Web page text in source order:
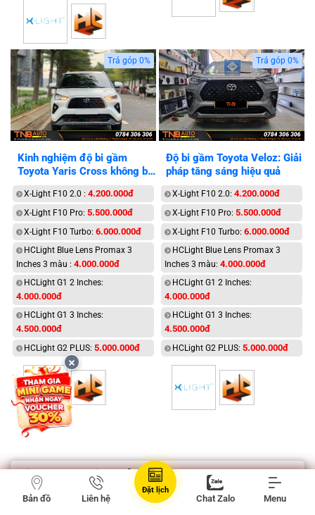
Trả góp 0%
Kinh nghiệm độ bi gầm
Toyota Yaris Cross không bị
lỗi điện
X-Light F10 2.0 : 4.200.000đ
X-Light F10 Pro: 5.500.000đ
X-Light F10 Turbo: 6.000.000đ
HCLight Blue Lens Promax 3
Inches 3 màu : 4.000.000đ
HCLight G1 2 Inches:
4.000.000đ
HCLight G1 3 Inches:
4.500.000đ
HCLight G2 PLUS: 5.000.000đ
Trả góp 0%
Độ bi gầm Toyota Veloz: Giải
pháp tăng sáng hiệu quả
X-Light F10 2.0: 4.200.000đ
X-Light F10 Pro: 5.500.000đ
X-Light F10 Turbo: 6.000.000đ
HCLight Blue Lens Promax 3
Inches 3 màu: 4.000.000đ
HCLight G1 2 Inches:
4.000.000đ
HCLight G1 3 Inches:
4.500.000đ
HCLight G2 PLUS: 5.000.000đ
Tin tức mới nhất:
Bản đồ Liên hệ
Đặt lịch
Chat Zalo Menu